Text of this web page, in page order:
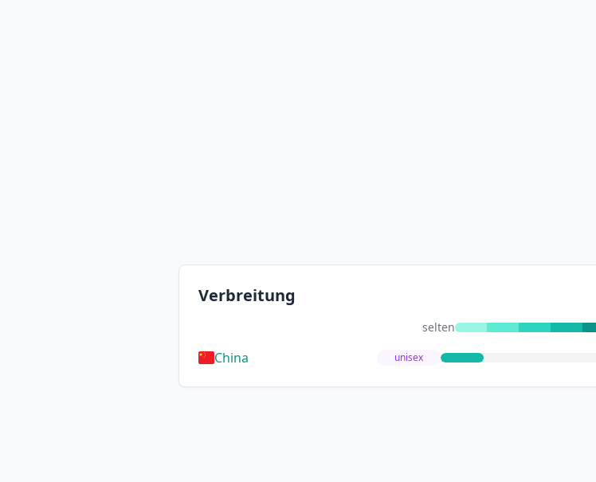
Verbreitung
selten
China unisex